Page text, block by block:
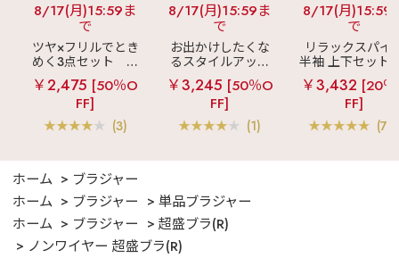
8/17(月)15:59ま
で
ツヤ×フリルでとき
めく3点セット
シ
ルキー ショートパ
ンツ 3点セット
￥2,475 [50％O
FF]
(3)
8/17(月)15:59ま
で
お出かけしたくな
るスタイルアップ
見え
ストライプ
フリル ロングパン
ツ 綿混 上下セット
￥3,245 [50％O
FF]
(1)
8/17(月)15:59
で
リラックスパイ
半袖 上下セット
女兼用サイズ)
￥3,432 [20
FF]
ホーム
ブラジャー
ホーム
ブラジャー
単品ブラジャー
ホーム
ブラジャー
超盛ブラ(R)
ノンワイヤー 超盛ブラ(R)